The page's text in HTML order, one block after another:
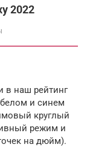
2022
в наш рейтинг
и синем
круглый
режим и
на дюйм).